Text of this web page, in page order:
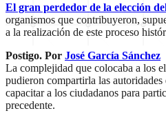
El gran perdedor de la elección
organismos que contribuyeron,
a la realización de este proceso
Postigo. Por José García Sánchez
La complejidad que colocaba a los
pudieron compartirla las
capacitar a los ciudadanos para
precedente.